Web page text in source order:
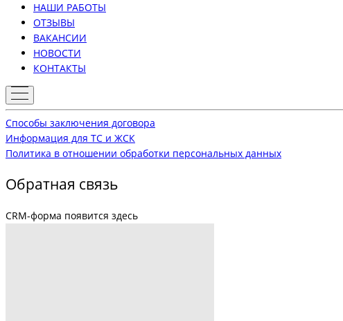
НАШИ РАБОТЫ
ОТЗЫВЫ
ВАКАНСИИ
НОВОСТИ
КОНТАКТЫ
Способы заключения договора
Информация для ТС и ЖСК
Политика в отношении обработки персональных данных
Обратная связь
CRM-форма появится здесь